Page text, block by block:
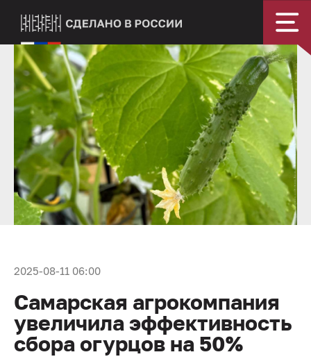
2025-08-11 06:00
Самарская агрокомпания
увеличила эффективность
сбора огурцов на 50%